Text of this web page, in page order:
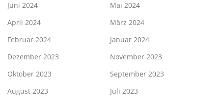
Juni 2024
Mai 2024
April 2024
März 2024
Februar 2024
Januar 2024
Dezember 2023
November 2023
Oktober 2023
September 2023
August 2023
Juli 2023